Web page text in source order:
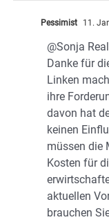
Pessimist 11.
@Sonja
Danke für
Linken
ihre
davon hat
keinen
müssen die
Kosten für
aktuellen
brauchen